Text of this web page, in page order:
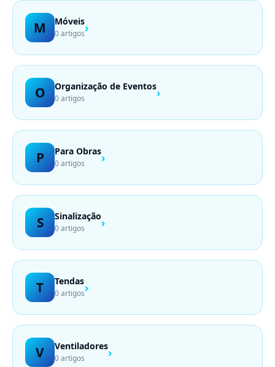
M Móveis
0 artigos›
O Organização de Eventos
0 artigos ›
P Para Obras
0 artigos ›
S Sinalização
0 artigos ›
T Tendas
0 artigos›
V Ventiladores
0 artigos ›